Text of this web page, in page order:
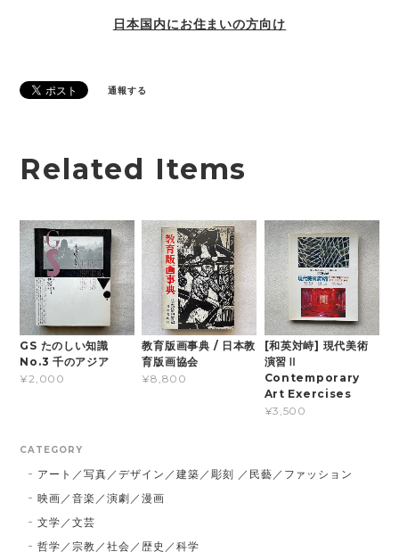
日本国内にお住まいの方向け
通報する
Related Items
GS たのしい知識
No.3 千のアジア
¥2,000
教育版画事典 / 日本教
育版画協会
¥8,800
[和英対峙] 現代美術
演習Ⅱ
Contemporary
Art Exercises
¥3,500
CATEGORY
アート／写真／デザイン／建築／彫刻 ／民藝／ファッション
映画／音楽／演劇／漫画
文学／文芸
哲学／宗教／社会／歴史／科学